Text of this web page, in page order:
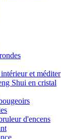
et méditer
Shui en cristal
d'encens